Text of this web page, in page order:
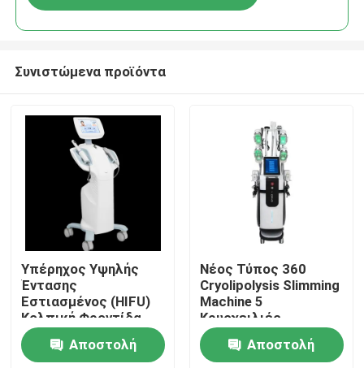
Σπίτι
Προϊόντα
Βίντεο
Συνιστώμενα προϊόντα
Υπέρηχος Υψηλής
Έντασης
Εστιασμένος (HIFU)
Κολπική Φροντίδα
Αναζωογόνηση
Σύσφιξη Κόλπου
Αποστολή
Νέος Τύπος 360
Cryolipolysis Slimming
Machine 5
Κρυοχειλιές
Κρυοθεραπεία
ΣχηματισμόςΑποστολή